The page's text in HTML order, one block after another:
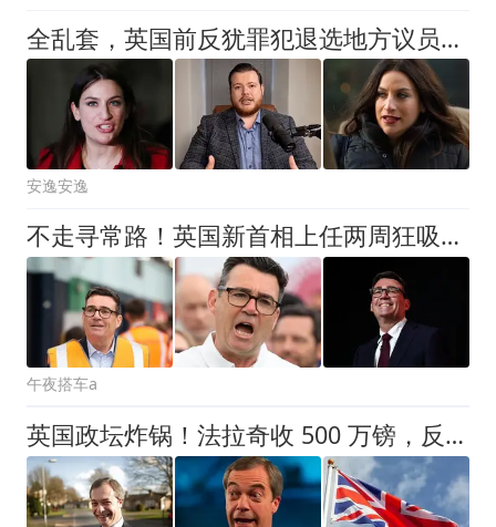
全乱套，英国前反犹罪犯退选地方议员，保守党反手力挺他当顾问
安逸安逸
不走寻常路！英国新首相上任两周狂吸粉，年薪8万招人拍短视频
午夜搭车a
英国政坛炸锅！法拉奇收 500 万镑，反对党痛批：这是政治交易？